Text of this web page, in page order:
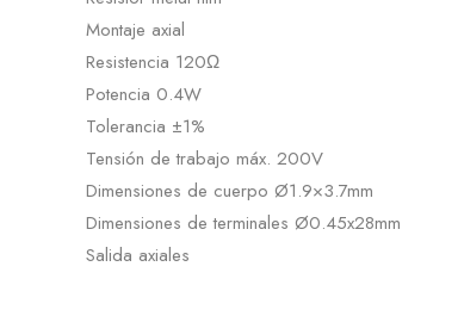
Montaje axial
Resistencia 120Ω
Potencia 0.4W
Tolerancia ±1%
Tensión de trabajo máx. 200V
Dimensiones de cuerpo Ø1.9×3.7mm
Dimensiones de terminales Ø0.45x28mm
Salida axiales